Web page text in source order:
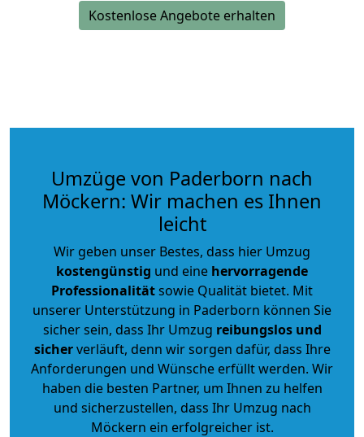
Kostenlose Angebote erhalten
Umzüge von Paderborn nach
Möckern: Wir machen es Ihnen
leicht
Wir geben unser Bestes, dass hier Umzug
kostengünstig und eine hervorragende
Professionalitätsowie Qualität bietet. Mit
unserer Unterstützung in Paderborn können Sie
sicher sein, dass Ihr Umzug reibungslos und
sicherverläuft, denn wir sorgen dafür, dass Ihre
Anforderungen und Wünsche erfüllt werden. Wir
haben die besten Partner, um Ihnen zu helfen
und sicherzustellen, dass Ihr Umzug nach
Möckern ein erfolgreicher ist.